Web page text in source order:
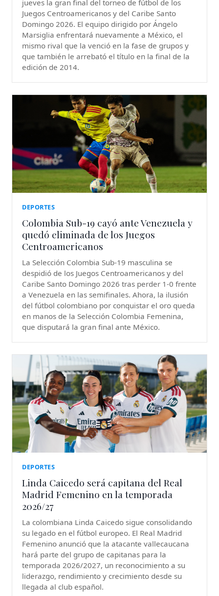
jueves la gran final del torneo de fútbol de los
Juegos Centroamericanos y del Caribe Santo
Domingo 2026. El equipo dirigido por Ángelo
Marsiglia enfrentará nuevamente a México, el
mismo rival que la venció en la fase de grupos y
que también le arrebató el título en la final de la
edición de 2014.
DEPORTES
Colombia Sub-19 cayó ante Venezuela y
quedó eliminada de los Juegos
Centroamericanos
La Selección Colombia Sub-19 masculina se
despidió de los Juegos Centroamericanos y del
Caribe Santo Domingo 2026 tras perder 1-0 frente
a Venezuela en las semifinales. Ahora, la ilusión
del fútbol colombiano por conquistar el oro queda
en manos de la Selección Colombia Femenina,
que disputará la gran final ante México.
DEPORTES
Linda Caicedo será capitana del Real
Madrid Femenino en la temporada
2026/27
La colombiana Linda Caicedo sigue consolidando
su legado en el fútbol europeo. El Real Madrid
Femenino anunció que la atacante vallecaucana
hará parte del grupo de capitanas para la
temporada 2026/2027, un reconocimiento a su
liderazgo, rendimiento y crecimiento desde su
llegada al club español.